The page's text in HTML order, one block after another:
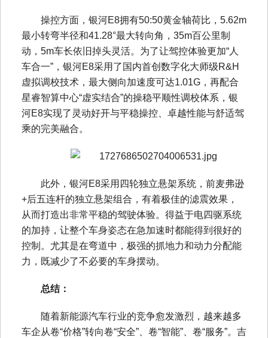
操控方面，银河E8拥有50:50黄金轴荷比，5.62m
最小转弯半径和41.28°最大转向角，35m百公里制
动，5m车长依旧掉头灵活。为了让驾控体验更加“人
车合一”，银河E8采用了国内首创数字化大师级R&H
虚拟调校技术，最大侧向加速度可达1.01G，再配合
星睿智算中心“虚实结合”的操稳平顺性调校体系，银
河E8实现了灵动好开与平稳操控、卓越性能与舒适驾
乘的完美融合。
此外，银河E8采用四轮独立悬架系统，前麦弗逊
+后五连杆的独立悬架组合，有着极佳的滤震效果，
从而打造出非常平稳的驾驶体验。得益于电四驱系统
的加持，让整个车身姿态在急加速时都能得到很好的
控制。尤其是在弯道中，极强的抓地力和动力分配能
力，既减少了不必要的车身摆动。
总结：
随着新能源汽车行业的竞争愈发激烈，越来越多
车企从卷“价格”转向卷“安全”、卷“智能”、卷“服务”。吉